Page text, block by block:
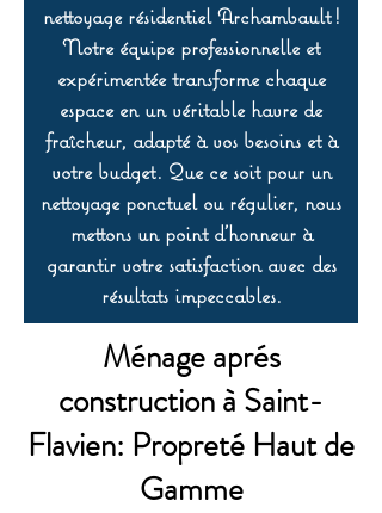
nettoyage résidentiel Archambault !
Notre équipe professionnelle et
expérimentée transforme chaque
espace en un véritable havre de
fraîcheur, adapté à vos besoins et à
votre budget. Que ce soit pour un
nettoyage ponctuel ou régulier, nous
mettons un point d’honneur à
garantir votre satisfaction avec des
résultats impeccables.
Ménage aprés
construction à Saint-
Flavien: Propreté Haut de
Gamme